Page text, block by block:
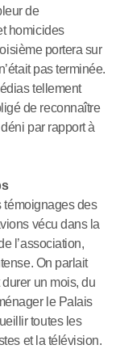
de
homicides
portera sur
pas terminée.
tellement
de reconnaître
par rapport à
témoignages des
vécu dans la
l’association,
On parlait
un mois, du
le Palais
toutes les
et la télévision.